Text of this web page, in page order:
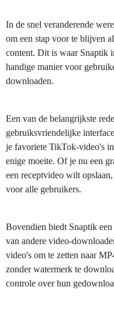
In de snel veranderende
om een stap voor te blijven
content. Dit is waar Snaptik
handige manier voor
downloaden.
Een van de belangrijkste
gebruiksvriendelijke
je favoriete TikTok-video's
enige moeite. Of je nu een
een receptvideo wilt
voor alle gebruikers.
Bovendien biedt Snaptik
van andere video-
video's om te zetten naar
zonder watermerk te
controle over hun